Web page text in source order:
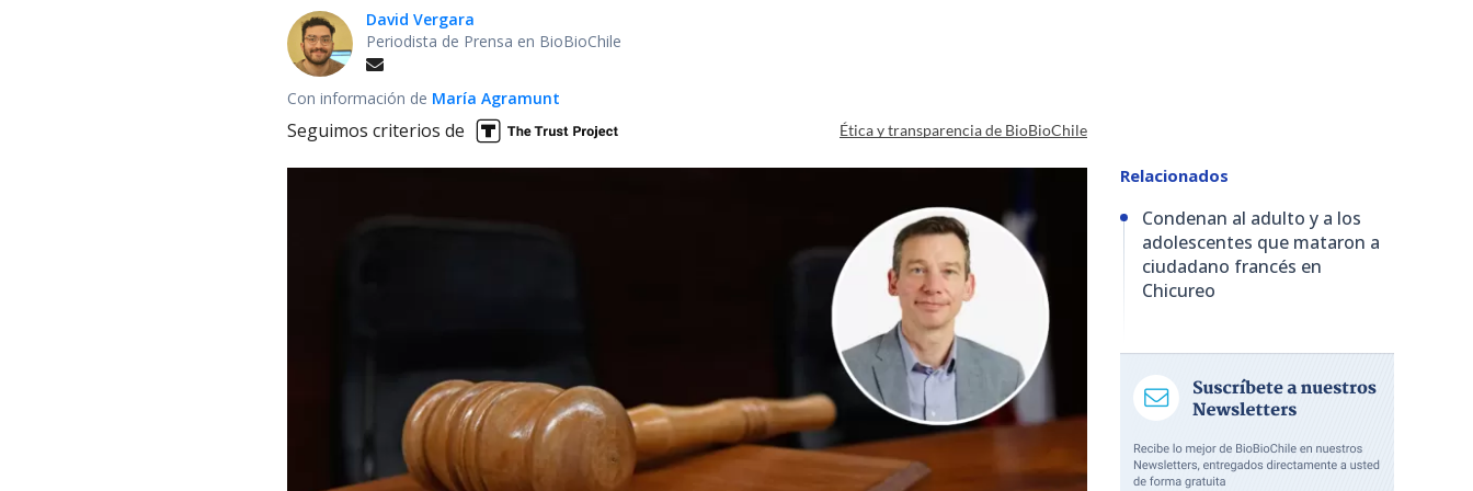
David Vergara
Periodista de Prensa en BioBioChile
Con información de María Agramunt
Seguimos criterios de Ética y transparencia de BioBioChile
Relacionados
Condenan al adulto y a los
adolescentes que mataron a
ciudadano francés en
Chicureo